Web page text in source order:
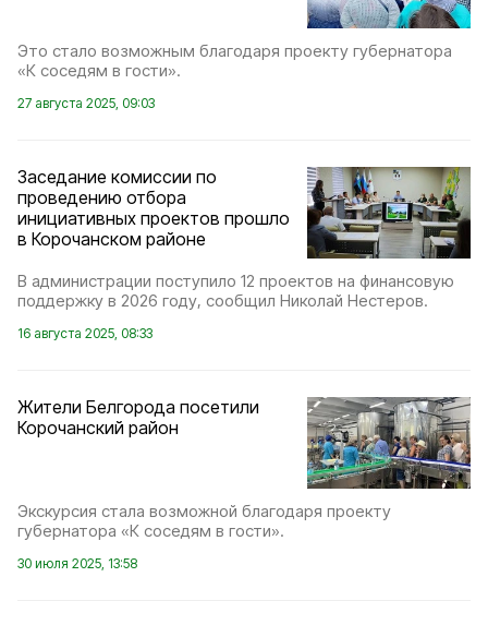
Это стало возможным благодаря проекту губернатора
«К соседям в гости».
27 августа 2025, 09:03
Заседание комиссии по
проведению отбора
инициативных проектов прошло
в Корочанском районе
В администрации поступило 12 проектов на финансовую
поддержку в 2026 году, сообщил Николай Нестеров.
16 августа 2025, 08:33
Жители Белгорода посетили
Корочанский район
Экскурсия стала возможной благодаря проекту
губернатора «К соседям в гости».
30 июля 2025, 13:58